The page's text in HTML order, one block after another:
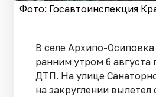
Фото: Госавтоинспекция
В селе Архипо-
ранним утром 6 августа
ДТП. На улице
на закруглении вылетел